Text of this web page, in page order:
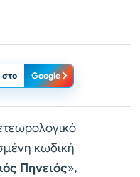
στο Google
κωδική
Πηνειός»,